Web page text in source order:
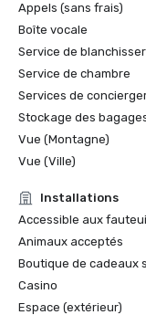
Appels (sans frais)
Boîte vocale
Service de
Service de chambre
Services de
Stockage des
Vue (Montagne)
Vue (Ville)
Installations
Accessible aux
Animaux acceptés
Boutique de cadeaux
Casino
Espace (extérieur)